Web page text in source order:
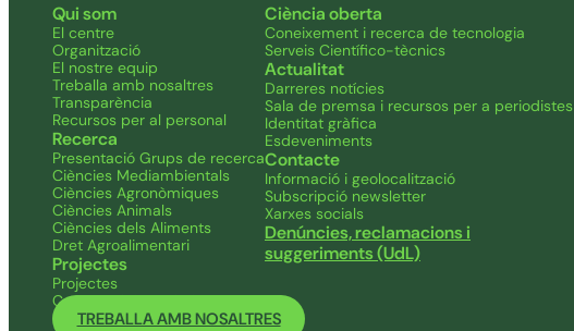
Qui som
El centre
Organització
El nostre equip
Treballa amb nosaltres
Transparència
Recursos per al personal
Recerca
Presentació Grups de recerca
Ciències Mediambientals
Ciències Agronòmiques
Ciències Animals
Ciències dels Aliments
Dret Agroalimentari
Projectes
Projectes
Convocatòries pròpies
Ciència oberta
Coneixement i recerca de tecnologia
Serveis Científico-tècnics
Actualitat
Darreres notícies
Sala de premsa i recursos per a periodistes
Identitat gràfica
Esdeveniments
Contacte
Informació i geolocalització
Subscripció newsletter
Xarxes socials
Denúncies, reclamacions i
suggeriments (UdL)
TREBALLA AMB NOSALTRES